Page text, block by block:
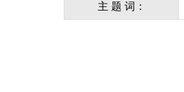
主 题 词：